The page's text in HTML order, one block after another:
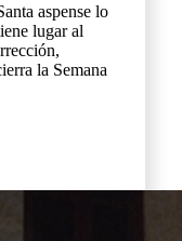
aspense lo
lugar al
la Semana